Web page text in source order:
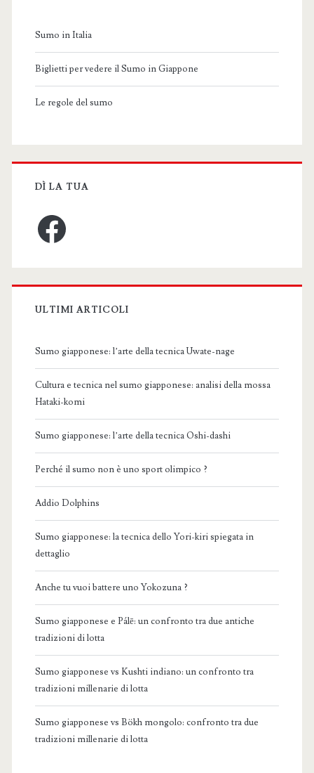
Sumo in Italia
Biglietti per vedere il Sumo in Giappone
Le regole del sumo
DÌ LA TUA
Facebook
ULTIMI ARTICOLI
Sumo giapponese: l’arte della tecnica Uwate-nage
Cultura e tecnica nel sumo giapponese: analisi della mossa
Hataki-komi
Sumo giapponese: l’arte della tecnica Oshi-dashi
Perché il sumo non è uno sport olimpico ?
Addio Dolphins
Sumo giapponese: la tecnica dello Yori-kiri spiegata in
dettaglio
Anche tu vuoi battere uno Yokozuna ?
Sumo giapponese e Pálē: un confronto tra due antiche
tradizioni di lotta
Sumo giapponese vs Kushti indiano: un confronto tra
tradizioni millenarie di lotta
Sumo giapponese vs Bökh mongolo: confronto tra due
tradizioni millenarie di lotta